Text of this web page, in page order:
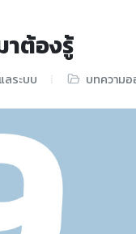
ต้องรู้
ลระบบ บทความ